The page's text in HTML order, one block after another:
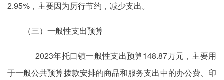
2.95%，主要因为厉行节约，减少支出。
（三）一般性支出预算
2023年托口镇一般性支出预算148.87万元，主要用
于一般公共预算拨款安排的商品和服务支出中的办公费、印